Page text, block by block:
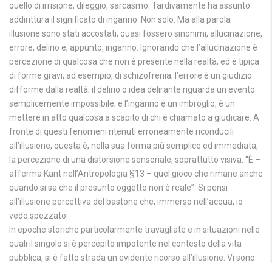
quello di irrisione, dileggio, sarcasmo. Tardivamente ha assunto
addirittura il significato di inganno. Non solo. Ma alla parola
illusione sono stati accostati, quasi fossero sinonimi, allucinazione,
errore, delirio e, appunto, inganno. Ignorando che l’allucinazione è
percezione di qualcosa che non è presente nella realtà, ed è tipica
di forme gravi, ad esempio, di schizofrenia; l’errore è un giudizio
difforme dalla realtà; il delirio o idea delirante riguarda un evento
semplicemente impossibile; e l’inganno è un imbroglio, è un
mettere in atto qualcosa a scapito di chi è chiamato a giudicare. A
fronte di questi fenomeni ritenuti erroneamente riconducili
all’illusione, questa è, nella sua forma più semplice ed immediata,
la percezione di una distorsione sensoriale, soprattutto visiva. “È –
afferma Kant nell’Antropologia §13 – quel gioco che rimane anche
quando si sa che il presunto oggetto non è reale”. Si pensi
all’illusione percettiva del bastone che, immerso nell’acqua, io
vedo spezzato.
In epoche storiche particolarmente travagliate e in situazioni nelle
quali il singolo si è percepito impotente nel contesto della vita
pubblica, si è fatto strada un evidente ricorso all’illusione. Vi sono